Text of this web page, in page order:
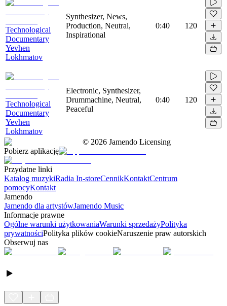
Technological
Documentary
Yevhen
Lokhmatov
Synthesizer, News,
Production, Neutral,
Inspirational
0:40 120
Technological
Documentary
Yevhen
Lokhmatov
Electronic, Synthesizer,
Drummachine, Neutral,
Peaceful
0:40 120
© 2026 Jamendo Licensing
Pobierz aplikację
Przydatne linki
Katalog muzykiRadia In-storeCennikKontaktCentrum
pomocyKontakt
Jamendo
Jamendo dla artystówJamendo Music
Informacje prawne
Ogólne warunki użytkowaniaWarunki sprzedażyPolityka
prywatnościPolityka plików cookieNaruszenie praw autorskich
Obserwuj nas